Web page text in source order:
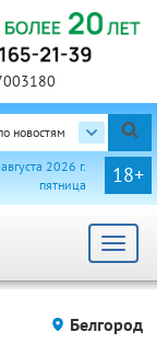
новостям
18+
2026 г.
пятница
Toggle
Белгород